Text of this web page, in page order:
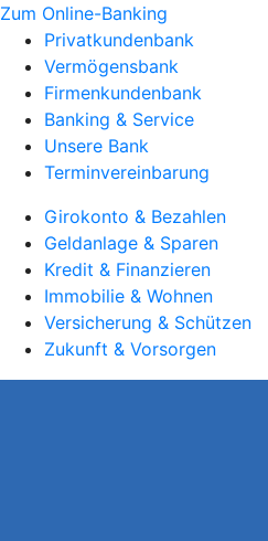
Zum Online-Banking
Privatkundenbank
Vermögensbank
Firmenkundenbank
Banking & Service
Unsere Bank
Terminvereinbarung
Girokonto & Bezahlen
Geldanlage & Sparen
Kredit & Finanzieren
Immobilie & Wohnen
Versicherung & Schützen
Zukunft & Vorsorgen